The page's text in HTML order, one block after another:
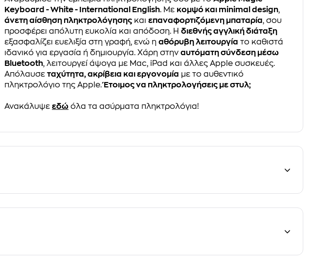
Keyboard - White - International English. Με κομψό και minimal design,
άνετη αίσθηση πληκτρολόγησης καιεπαναφορτιζόμενη μπαταρία, σου
προσφέρει απόλυτη ευκολία και απόδοση. Ηδιεθνής αγγλική διάταξη
εξασφαλίζει ευελιξία στη γραφή, ενώ ηαθόρυβη λειτουργία το καθιστά
ιδανικό για εργασία ή δημιουργία. Χάρη στηναυτόματη σύνδεση μέσω
Bluetooth, λειτουργεί άψογα με Mac, iPad και άλλες Apple συσκευές.
Απόλαυσεταχύτητα, ακρίβεια και εργονομία με το αυθεντικό
πληκτρολόγιο της Apple.Έτοιμος να πληκτρολογήσεις με στυλ;
Ανακάλυψεεδώ όλα τα ασύρματα πληκτρολόγια!